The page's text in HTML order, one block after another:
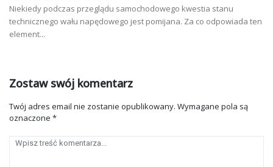
Niekiedy podczas przeglądu samochodowego kwestia stanu
technicznego wału napędowego jest pomijana. Za co odpowiada ten
element...
Zostaw swój komentarz
Twój adres email nie zostanie opublikowany. Wymagane pola są
oznaczone *